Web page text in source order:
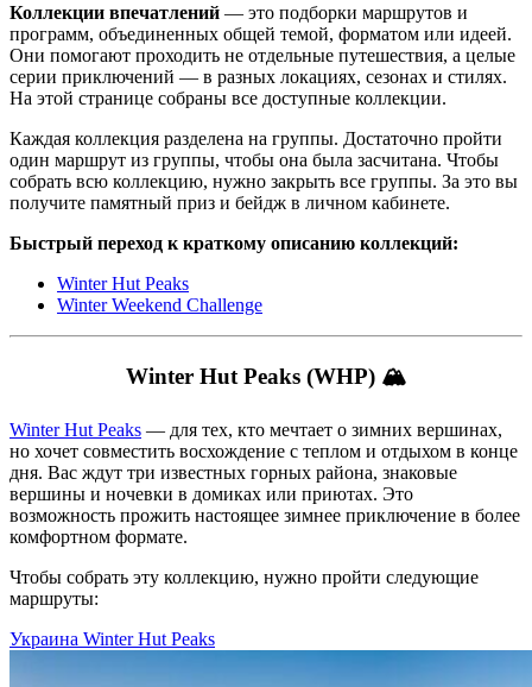
Коллекции впечатлений — это подборки маршрутов и
программ, объединенных общей темой, форматом или идеей.
Они помогают проходить не отдельные путешествия, а целые
серии приключений — в разных локациях, сезонах и стилях.
На этой странице собраны все доступные коллекции.
Каждая коллекция разделена на группы. Достаточно пройти
один маршрут из группы, чтобы она была засчитана. Чтобы
собрать всю коллекцию, нужно закрыть все группы. За это вы
получите памятный приз и бейдж в личном кабинете.
Быстрый переход к краткому описанию коллекций:
Winter Hut Peaks
Winter Weekend Challenge
Winter Hut Peaks (WHP) 🏔
Winter Hut Peaks — для тех, кто мечтает о зимних вершинах,
но хочет совместить восхождение с теплом и отдыхом в конце
дня. Вас ждут три известных горных района, знаковые
вершины и ночевки в домиках или приютах. Это
возможность прожить настоящее зимнее приключение в более
комфортном формате.
Чтобы собрать эту коллекцию, нужно пройти следующие
маршруты:
Украина Winter Hut Peaks